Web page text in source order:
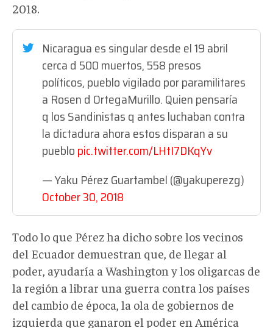
2018.
Nicaragua es singular desde el 19 abril
cerca d 500 muertos, 558 presos
políticos, pueblo vigilado por paramilitares
a Rosen d OrtegaMurillo. Quien pensaría
q los Sandinistas q antes luchaban contra
la dictadura ahora estos disparan a su
pueblopic.twitter.com/LHtI7DKqYv
— Yaku Pérez Guartambel (@yakuperezg)
October 30, 2018
Todo lo que Pérez ha dicho sobre los vecinos
del Ecuador demuestran que, de llegar al
poder, ayudaría a Washington y los oligarcas de
la región a librar una guerra contra los países
del cambio de época, la ola de gobiernos de
izquierda que ganaron el poder en América